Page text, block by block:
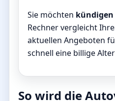
Sie möchten kündigen
Rechner vergleicht
aktuellen Angeboten
schnell eine billige
So wird die